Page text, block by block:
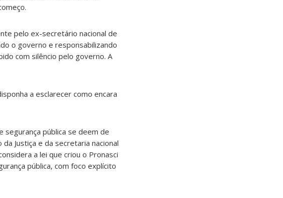
pelo ex-secretário nacional de
o governo e responsabilizando
com silêncio pelo governo. A
a esclarecer como encara
pública se deem de
Justiça e da secretaria nacional
a lei que criou o Pronasci
pública, com foco explícito